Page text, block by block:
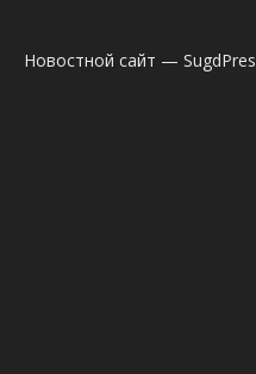
Новостной сайт —